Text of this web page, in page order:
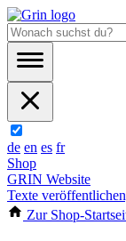
de en es fr
Shop
GRIN Website
Texte
Zur Shop-